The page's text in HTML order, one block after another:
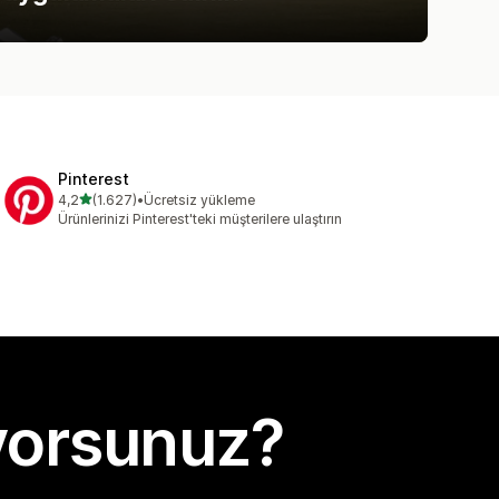
Pinterest
4,25 yıldız üzerinden
(1.627)
toplam 1627 değerlendirme
•Ücretsiz yükleme
Ürünlerinizi Pinterest'teki müşterilere ulaştırın